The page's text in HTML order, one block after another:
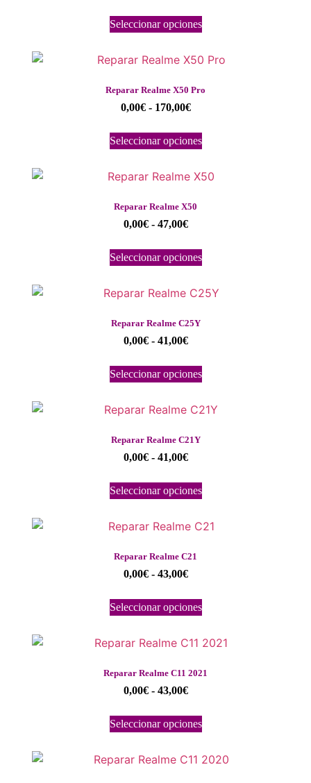
Seleccionar opciones
Reparar Realme X50 Pro
0,00€ - 170,00€
Seleccionar opciones
Reparar Realme X50
0,00€ - 47,00€
Seleccionar opciones
Reparar Realme C25Y
0,00€ - 41,00€
Seleccionar opciones
Reparar Realme C21Y
0,00€ - 41,00€
Seleccionar opciones
Reparar Realme C21
0,00€ - 43,00€
Seleccionar opciones
Reparar Realme C11 2021
0,00€ - 43,00€
Seleccionar opciones